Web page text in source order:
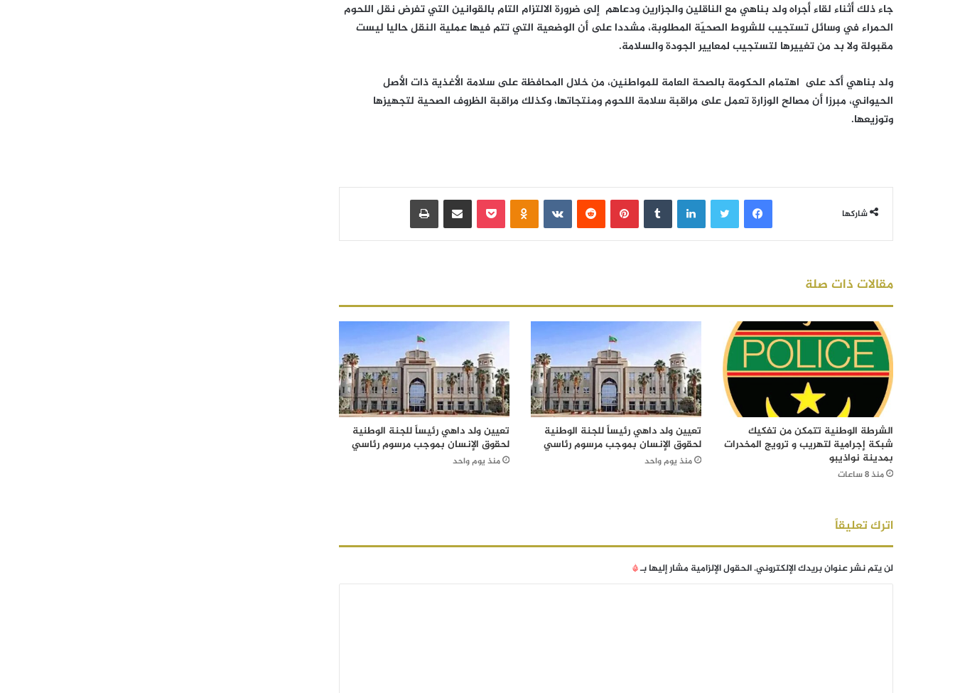
جاء ذلك أثناء لقاء أجراه ولد بناهي مع الناقلين والجزارين ودعاهم إلى ضرورة الالتزام التام بالقوانين التي تفرض نقل اللحوم
الحمراء في وسائل تستجيب للشروط الصحيّة المطلوبة، مشددا على أن الوضعية التي تتم فيها عملية النقل حاليا ليست
مقبولة ولا بد من تغييرها لتستجيب لمعايير الجودة والسلامة.
ولد بناهي أكد على اهتمام الحكومة بالصحة العامة للمواطنين، من خلال المحافظة على سلامة الأغذية ذات الأصل
الحيواني، مبرزا أن مصالح الوزارة تعمل على مراقبة سلامة اللحوم ومنتجاتها، وكذلك مراقبة الظروف الصحية لتجهيزها
وتوزيعها.
شاركها
فيسبوك لينكدإن بينتيريست بوكيت مشاركة عبر البريد
مقالات ذات صلة
الشرطة الوطنية تتمكن من تفكيك
شبكة إجرامية لتهريب و ترويج المخدرات
بمدينة نواذيبو
منذ 8 ساعات
تعيين ولد داهي رئيساً للجنة الوطنية
لحقوق الإنسان بموجب مرسوم رئاسي
منذ يوم واحد
تعيين ولد داهي رئيساً للجنة الوطنية
لحقوق الإنسان بموجب مرسوم رئاسي
منذ يوم واحد
اترك تعليقاً
لن يتم نشر عنوان بريدك الإلكتروني.الحقول الإلزامية مشار إليها بـ*